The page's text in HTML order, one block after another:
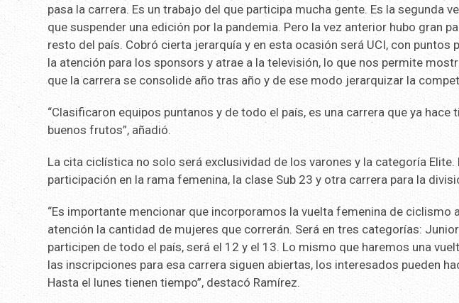
pasa la carrera. Es un trabajo del que participa mucha gente. Es la segunda
que suspender una edición por la pandemia. Pero la vez anterior hubo gran
resto del país. Cobró cierta jerarquía y en esta ocasión será UCI, con puntos
la atención para los sponsors y atrae a la televisión, lo que nos permite
que la carrera se consolide año tras año y de ese modo jerarquizar la
“Clasificaron equipos puntanos y de todo el país, es una carrera que ya
buenos frutos”, añadió.
La cita ciclística no solo será exclusividad de los varones y la categoría Elite.
participación en la rama femenina, la clase Sub 23 y otra carrera para la
“Es importante mencionar que incorporamos la vuelta femenina de ciclismo
atención la cantidad de mujeres que correrán. Será en tres categorías:
participen de todo el país, será el 12 y el 13. Lo mismo que haremos una
las inscripciones para esa carrera siguen abiertas, los interesados pueden
Hasta el lunes tienen tiempo”, destacó Ramírez.